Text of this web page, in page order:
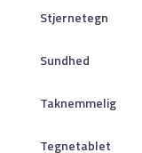
Stjernetegn
Sundhed
Taknemmelig
Tegnetablet